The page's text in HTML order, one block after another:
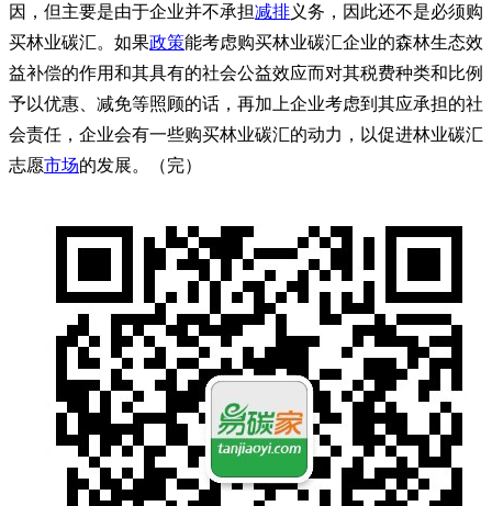
因，但主要是由于企业并不承担减排义务，因此还不是必须购
买林业碳汇。如果政策能考虑购买林业碳汇企业的森林生态效
益补偿的作用和其具有的社会公益效应而对其税费种类和比例
予以优惠、减免等照顾的话，再加上企业考虑到其应承担的社
会责任，企业会有一些购买林业碳汇的动力，以促进林业碳汇
志愿市场的发展。（完）